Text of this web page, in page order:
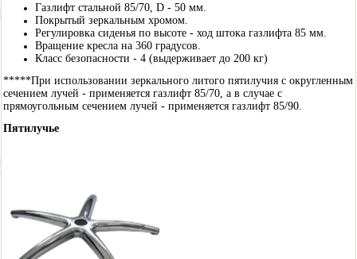
Газлифт стальной 85/70, D - 50 мм.
Покрытый зеркальным хромом.
Регулировка сиденья по высоте - ход штока газлифта 85 мм.
Вращение кресла на 360 градусов.
Класс безопасности - 4 (выдерживает до 200 кг)
*****При использовании зеркального литого пятилучия с округленным
сечением лучей - применяется газлифт 85/70, а в случае с
прямоугольным сечением лучей - применяется газлифт 85/90.
Пятилучье